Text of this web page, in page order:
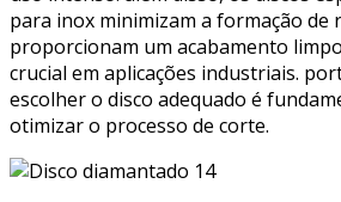
para inox minimizam a formação de
proporcionam um acabamento
crucial em aplicações industriais.
escolher o disco adequado é
otimizar o processo de corte.